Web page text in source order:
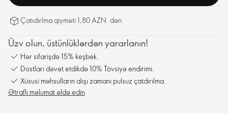
Çatıdırlma qiyməti 1,80 AZN. dən
Üzv olun, üstünlüklərdən yararlanın!
Hər sifarişdə 15% keşbek.
Dostları dəvət etdikdə 10% Tövsiyə endirimi.
Xüsusi məhsulların alışı zamanı pulsuz çatdırılma.
Ətraflı məlumat əldə edin